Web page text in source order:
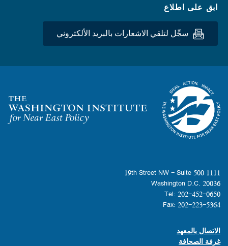
ابق على اطلاع
سجِّل لتلقي الاشعارات بالبريد الألكتروني
Homepage
1111 19th Street NW - Suite 500
Washington D.C. 20036
Tel: 202-452-0650
Fax: 202-223-5364
Footer contact links
الاتصال بالمعهد
غرفة الصحافة